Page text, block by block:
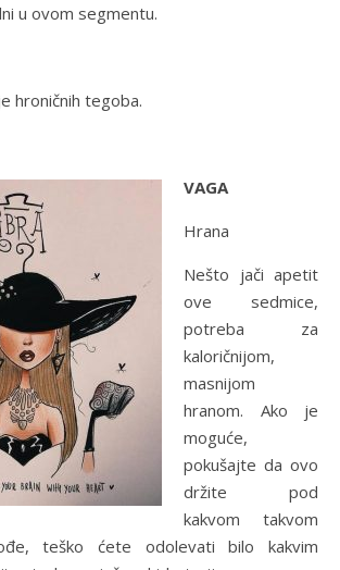
u ovom segmentu.
hroničnih tegoba.
VAGA
Hrana
Nešto jači apetit
ove sedmice,
potreba za
kaloričnijom,
masnijom
hranom. Ako je
moguće,
pokušajte da ovo
držite pod
kakvom takvom
teško ćete odolevati bilo kakvim